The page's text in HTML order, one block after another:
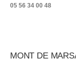
05 56 34 00 48
MONT DE